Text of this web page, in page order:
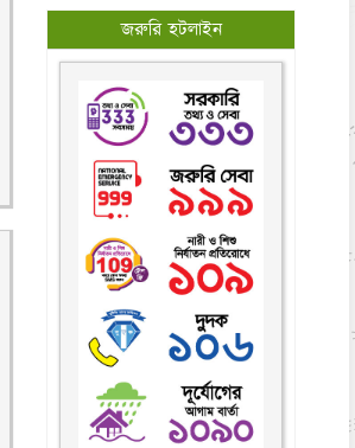
জরুরি হটলাইন